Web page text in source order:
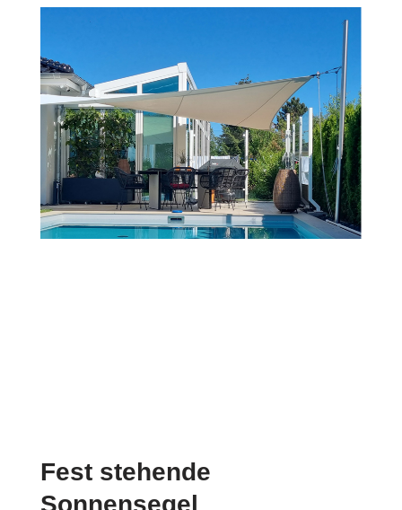
Fest stehende
Sonnensegel